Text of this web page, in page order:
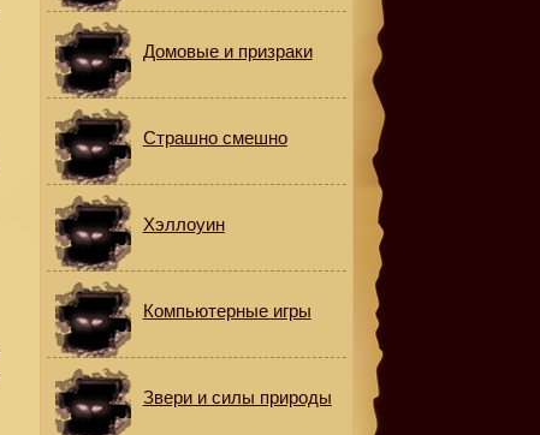
Домовые и призраки
Страшно смешно
Хэллоуин
Компьютерные игры
Звери и силы природы